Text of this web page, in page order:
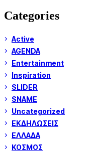
Categories
Active
AGENDA
Entertainment
Inspiration
SLIDER
SNAME
Uncategorized
ΕΚΔΗΛΩΣΕΙΣ
ΕΛΛΑΔΑ
ΚΟΣΜΟΣ